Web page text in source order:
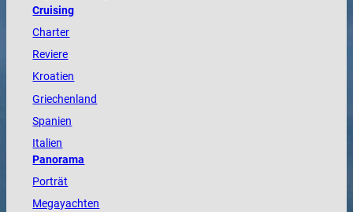
Cruising
Charter
Reviere
Kroatien
Griechenland
Spanien
Italien
Panorama
Porträt
Megayachten